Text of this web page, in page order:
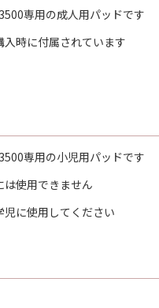
専用の成人用パッドです
入時に付属されています
専用の小児用パッドです
は使用できません
児に使用してください